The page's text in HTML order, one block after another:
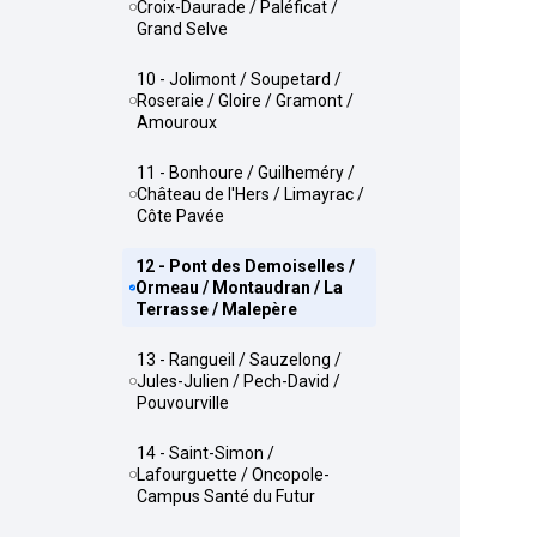
Croix-Daurade / Paléficat /
Grand Selve
10 - Jolimont / Soupetard /
Roseraie / Gloire / Gramont /
Amouroux
11 - Bonhoure / Guilheméry /
Château de l'Hers / Limayrac /
Côte Pavée
12 - Pont des Demoiselles /
Ormeau / Montaudran / La
Terrasse / Malepère
13 - Rangueil / Sauzelong /
Jules-Julien / Pech-David /
Pouvourville
14 - Saint-Simon /
Lafourguette / Oncopole-
Campus Santé du Futur